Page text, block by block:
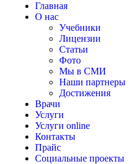
Главная
О нас
Учебники
Лицензии
Статьи
Фото
Мы в СМИ
Наши партнеры
Достижения
Врачи
Услуги
Услуги online
Контакты
Прайс
Социальные проекты